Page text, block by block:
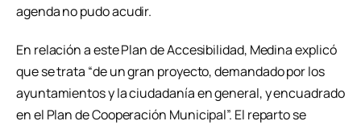
agenda no pudo acudir.
En relación a este Plan de Accesibilidad, Medina explicó
que se trata “de un gran proyecto, demandado por los
ayuntamientos y la ciudadanía en general, y encuadrado
en el Plan de Cooperación Municipal”. El reparto se